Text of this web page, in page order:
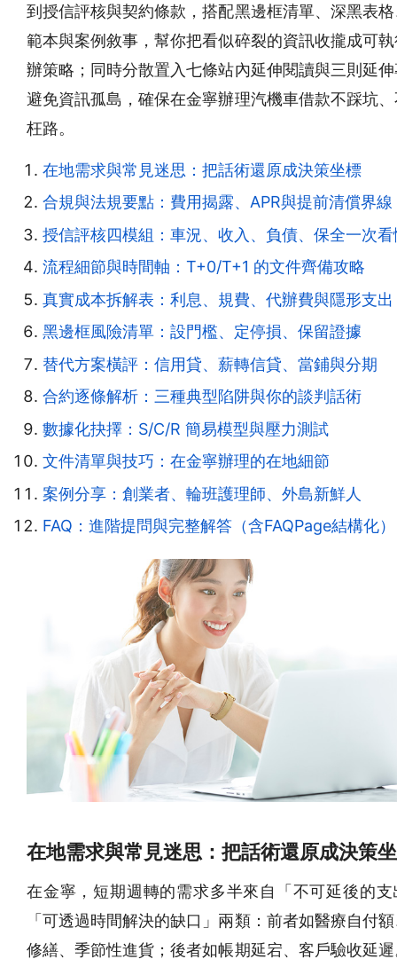
到授信評核與契約條款，搭配黑邊框清單、深黑表
範本與案例敘事，幫你把看似碎裂的資訊收攏成可
辦策略；同時分散置入七條站內延伸閱讀與三則延
避免資訊孤島，確保在金寧辦理汽機車借款不踩坑
枉路。
在地需求與常見迷思：把話術還原成決策坐標
合規與法規要點：費用揭露、APR與提前清償界線
授信評核四模組：車況、收入、負債、保全一次看
流程細節與時間軸：T+0/T+1 的文件齊備攻略
真實成本拆解表：利息、規費、代辦費與隱形支出
黑邊框風險清單：設門檻、定停損、保留證據
替代方案橫評：信用貸、薪轉信貸、當鋪與分期
合約逐條解析：三種典型陷阱與你的談判話術
數據化抉擇：S/C/R 簡易模型與壓力測試
文件清單與技巧：在金寧辦理的在地細節
案例分享：創業者、輪班護理師、外島新鮮人
FAQ：進階提問與完整解答（含FAQPage結構化）
在地需求與常見迷思：把話術還原成決策
在金寧，短期週轉的需求多半來自「不可延後的支
「可透過時間解決的缺口」兩類：前者如醫療自付
修繕、季節性進貨；後者如帳期延宕、客戶驗收延